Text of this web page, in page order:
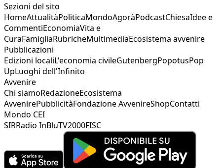
Sezioni del sito
HomeAttualitàPoliticaMondoAgoràPodcastChiesaIdee e
CommentiEconomiaVita e
CuraFamigliaRubricheMultimediaEcosistema avvenire
Pubblicazioni
Edizioni localiL'economia civileGutenbergPopotusPop
UpLuoghi dell'Infinito
Avvenire
Chi siamoRedazioneEcosistema
AvvenirePubblicitàFondazione AvvenireShopContatti
Mondo CEI
SIRRadio InBluTV2000FISC